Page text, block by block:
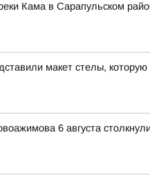
Кама в Сарапульском
макет стелы,
6 августа